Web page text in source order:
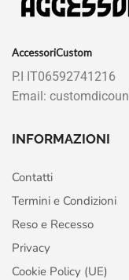
AccessoriCustom
P.I IT06592741216
Email:
INFORMAZIONI
Contatti
Termini e Condizioni
Reso e Recesso
Privacy
Cookie Policy (UE)